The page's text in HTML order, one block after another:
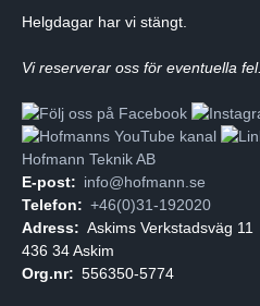
Helgdagar har vi stängt.
Vi reserverar oss för eventuella fel.
Hofmann Teknik AB
E-post: info@hofmann.se
Telefon: +46(0)31-192020
Adress: Askims Verkstadsväg 11
436 34 Askim
Org.nr: 556350-5774